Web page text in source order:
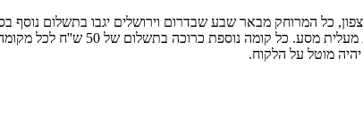
הינו עד קומה שלישית ללא
מוטל על הלקוח.